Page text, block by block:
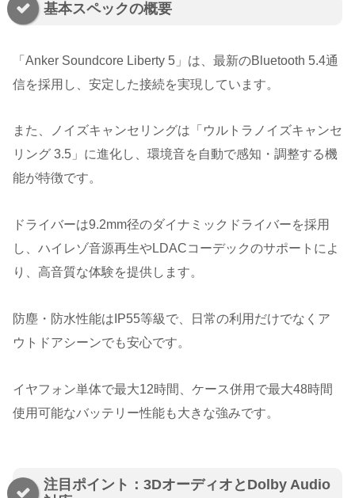
基本スペックの概要
「Anker Soundcore Liberty 5」は、最新のBluetooth 5.4通
信を採用し、安定した接続を実現しています。
また、ノイズキャンセリングは「ウルトラノイズキャンセ
リング 3.5」に進化し、環境音を自動で感知・調整する機
能が特徴です。
ドライバーは9.2mm径のダイナミックドライバーを採用
し、ハイレゾ音源再生やLDACコーデックのサポートによ
り、高音質な体験を提供します。
防塵・防水性能はIP55等級で、日常の利用だけでなくア
ウトドアシーンでも安心です。
イヤフォン単体で最大12時間、ケース併用で最大48時間
使用可能なバッテリー性能も大きな強みです。
注目ポイント：3DオーディオとDolby Audio